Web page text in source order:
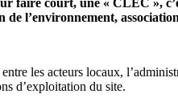
faire court, une « CLEC »,
l’environnement,
les acteurs locaux,
d’exploitation du site.